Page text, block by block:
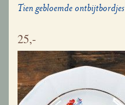
Tien gebloemde ontbijtbordjes
25,-